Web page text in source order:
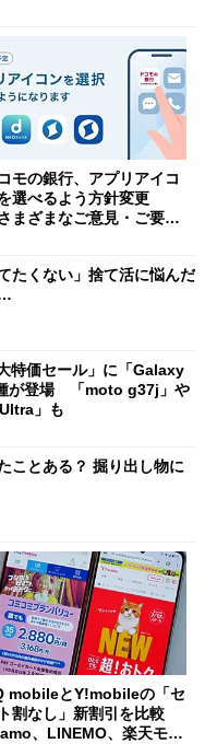
モの銀行、アプリアイコ
選べるよう方針変更
さまざまなご意見・ご要望
たくない」捨て活に悩んだ
特価セール」に「Galaxy
が登場 「moto g37j」や
」も
ことある？ 掘り出し物に
mobileとY!mobileの「セ
割なし」新割引を比較
、LINEMO、楽天モバ